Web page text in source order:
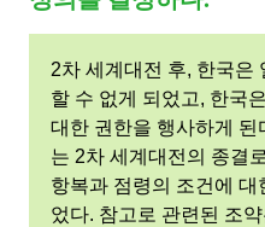
이
의
독
2차 세계대전 후, 한국은
할 수 없게 되었고, 한국
대한 권한을 행사하게 된
는 2차 세계대전의 종결
항복과 점령의 조건에 대
었다. 참고로 관련된 조